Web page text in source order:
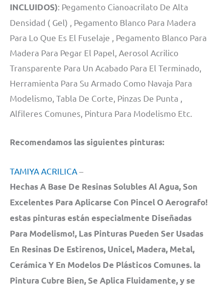
INCLUIDOS): Pegamento Cianoacrilato De Alta
Densidad ( Gel) , Pegamento Blanco Para Madera
Para Lo Que Es El Fuselaje , Pegamento Blanco Para
Madera Para Pegar El Papel, Aerosol Acrilico
Transparente Para Un Acabado Para El Terminado,
Herramienta Para Su Armado Como Navaja Para
Modelismo, Tabla De Corte, Pinzas De Punta ,
Alfileres Comunes, Pintura Para Modelismo Etc.
Recomendamos las siguientes pinturas:
TAMIYA ACRILICA–
Hechas A Base De Resinas Solubles Al Agua, Son
Excelentes Para Aplicarse Con Pincel O Aerografo!
estas pinturas están especialmente Diseñadas
Para Modelismo!, Las Pinturas Pueden Ser Usadas
En Resinas De Estirenos, Unicel, Madera, Metal,
Cerámica Y En Modelos De Plásticos Comunes. la
Pintura Cubre Bien, Se Aplica Fluidamente, y se